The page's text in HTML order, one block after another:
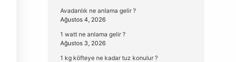
Avadanlık ne anlama gelir ?
Ağustos 4, 2026
1 watt ne anlama gelir ?
Ağustos 3, 2026
1 kg köfteye ne kadar tuz konulur ?